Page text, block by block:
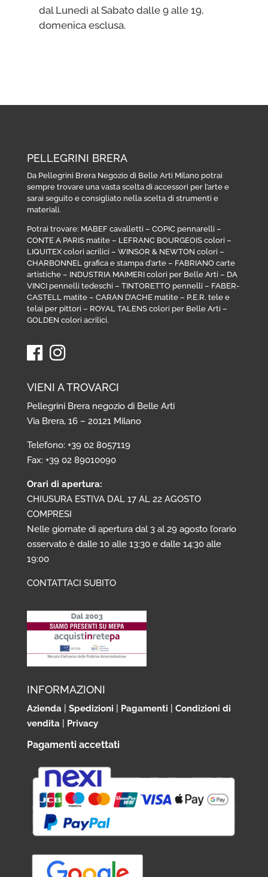
dal Lunedì al Sabato dalle 9 alle 19,
domenica esclusa.
PELLEGRINI BRERA
Da Pellegrini Brera Negozio di Belle Arti Milano potrai
sempre trovare una vasta scelta di accessori per l’arte e
sarai seguito e consigliato nella scelta di strumenti e
materiali.
Potrai trovare: MABEF cavalletti – COPIC pennarelli –
CONTE A PARIS matite– LEFRANC BOURGEOIS colori –
LIQUITEX colori acrilici – WINSOR & NEWTON colori –
CHARBONNEL grafica e stampa d’arte– FABRIANO carte
artistiche– INDUSTRIA MAIMERI colori per Belle Arti – DA
VINCI pennelli tedeschi – TINTORETTO pennelli – FABER-
CASTELL matite– CARAN D’ACHE matite– P.E.R. tele e
telai per pittori – ROYAL TALENS colori per Belle Arti –
GOLDEN colori acrilici.
VIENI A TROVARCI
Pellegrini Brera negozio di Belle Arti
Via Brera, 16 – 20121 Milano
Telefono: +39 02 8057119
Fax: +39 02 89010090
Orari di apertura:
CHIUSURA ESTIVA DAL 17 AL 22 AGOSTO
COMPRESI
Nelle giornate di apertura dal 3 al 29 agosto l’orario
osservato è dalle 10 alle 13:30 e dalle 14:30 alle
19:00
CONTATTACI SUBITO
INFORMAZIONI
Azienda| Spedizioni Pagamenti
Condizioni di
vendita| Privacy
Pagamenti accettati